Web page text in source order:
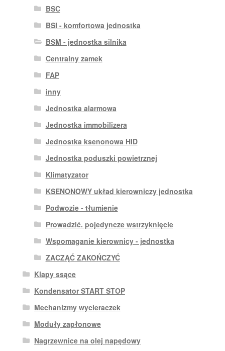
BSC
BSI - komfortowa jednostka
BSM - jednostka silnika
Centralny zamek
FAP
inny
Jednostka alarmowa
Jednostka immobilizera
Jednostka ksenonowa HID
Jednostka poduszki powietrznej
Klimatyzator
KSENONOWY układ kierowniczy jednostka
Podwozie - tłumienie
Prowadzić. pojedyncze wstrzyknięcie
Wspomaganie kierownicy - jednostka
ZACZĄĆ ZAKOŃCZYĆ
Klapy ssące
Kondensator START STOP
Mechanizmy wycieraczek
Moduły zapłonowe
Nagrzewnice na olej napędowy